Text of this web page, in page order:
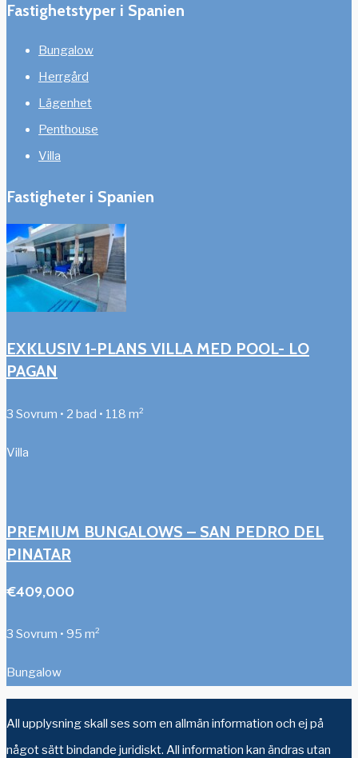
Fastighetstyper i Spanien
Bungalow
Herrgård
Lägenhet
Penthouse
Villa
Fastigheter i Spanien
EXKLUSIV 1-PLANS VILLA MED POOL- LO
PAGAN
3 Sovrum • 2 bad • 118 m²
Villa
PREMIUM BUNGALOWS – SAN PEDRO DEL
PINATAR
€409,000
3 Sovrum • 95 m²
Bungalow
All upplysning skall ses som en allmän information och ej på
något sätt bindande juridiskt. All information kan ändras utan